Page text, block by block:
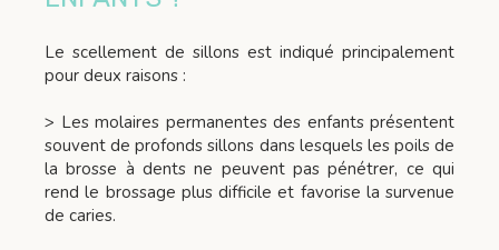
Le scellement de sillons est indiqué principalement
pour deux raisons :
> Les molaires permanentes des enfants présentent
souvent de profonds sillons dans lesquels les poils de
la brosse à dents ne peuvent pas pénétrer, ce qui
rend le brossage plus difficile et favorise la survenue
de caries.